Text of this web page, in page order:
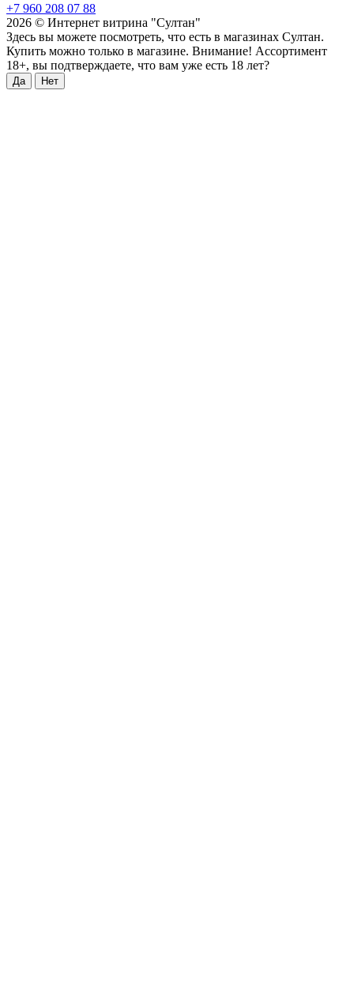
+7 960 208 07 88
2026 © Интернет витрина "Султан"
Здесь вы можете посмотреть, что есть в магазинах Султан.
Купить можно только в магазине. Внимание! Ассортимент
18+, вы подтверждаете, что вам уже есть 18 лет?